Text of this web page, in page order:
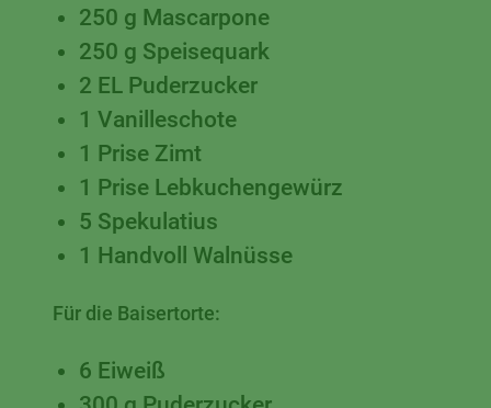
250 g Mascarpone
250 g Speisequark
2 EL Puderzucker
1 Vanilleschote
1 Prise Zimt
1 Prise Lebkuchengewürz
5 Spekulatius
1 Handvoll Walnüsse
Für die Baisertorte:
6 Eiweiß